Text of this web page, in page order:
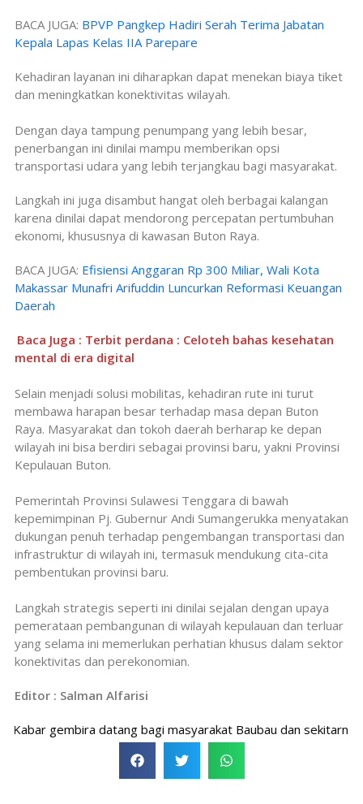
BACA JUGA: BPVP Pangkep Hadiri Serah Terima Jabatan
Kepala Lapas Kelas IIA Parepare
Kehadiran layanan ini diharapkan dapat menekan biaya tiket
dan meningkatkan konektivitas wilayah.
Dengan daya tampung penumpang yang lebih besar,
penerbangan ini dinilai mampu memberikan opsi
transportasi udara yang lebih terjangkau bagi masyarakat.
Langkah ini juga disambut hangat oleh berbagai kalangan
karena dinilai dapat mendorong percepatan pertumbuhan
ekonomi, khususnya di kawasan Buton Raya.
BACA JUGA: Efisiensi Anggaran Rp 300 Miliar, Wali Kota
Makassar Munafri Arifuddin Luncurkan Reformasi Keuangan
Daerah
Baca Juga : Terbit perdana : Celoteh bahas kesehatan
mental di era digital
Selain menjadi solusi mobilitas, kehadiran rute ini turut
membawa harapan besar terhadap masa depan Buton
Raya. Masyarakat dan tokoh daerah berharap ke depan
wilayah ini bisa berdiri sebagai provinsi baru, yakni Provinsi
Kepulauan Buton.
Pemerintah Provinsi Sulawesi Tenggara di bawah
kepemimpinan Pj. Gubernur Andi Sumangerukka menyatakan
dukungan penuh terhadap pengembangan transportasi dan
infrastruktur di wilayah ini, termasuk mendukung cita-cita
pembentukan provinsi baru.
Langkah strategis seperti ini dinilai sejalan dengan upaya
pemerataan pembangunan di wilayah kepulauan dan terluar
yang selama ini memerlukan perhatian khusus dalam sektor
konektivitas dan perekonomian.
Editor : Salman Alfarisi
gembira datang bagi masyarakat Baubau dan sekitarnya.